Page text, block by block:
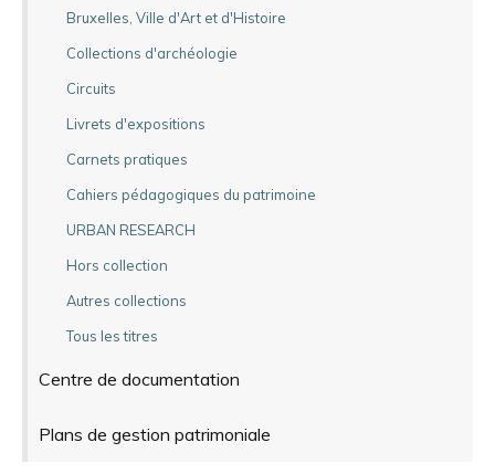
Bruxelles, Ville d'Art et d'Histoire
Collections d'archéologie
Circuits
Livrets d'expositions
Carnets pratiques
Cahiers pédagogiques du patrimoine
URBAN RESEARCH
Hors collection
Autres collections
Tous les titres
Centre de documentation
Plans de gestion patrimoniale